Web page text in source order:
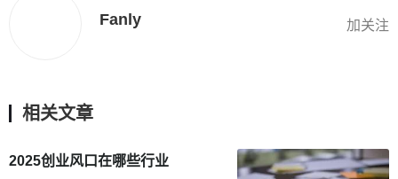
Fanly 加关注
相关文章
2025创业风口在哪些行业